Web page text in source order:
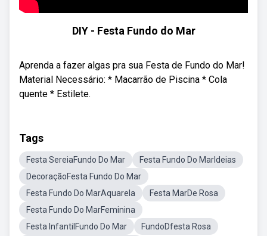
DIY - Festa Fundo do Mar
Aprenda a fazer algas pra sua Festa de Fundo do Mar!
Material Necessário: * Macarrão de Piscina * Cola
quente * Estilete.
Tags
Festa SereiaFundo Do Mar
Festa Fundo Do MarIdeias
DecoraçãoFesta Fundo Do Mar
Festa Fundo Do MarAquarela
Festa MarDe Rosa
Festa Fundo Do MarFeminina
Festa InfantilFundo Do Mar
FundoDfesta Rosa